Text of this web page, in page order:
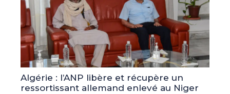
Algérie : l’ANP libère et récupère un
ressortissant allemand enlevé au Niger